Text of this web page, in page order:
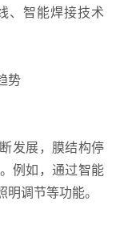
、智能焊接技术
势
发展，膜结构停
例如，通过智能
调节等功能。